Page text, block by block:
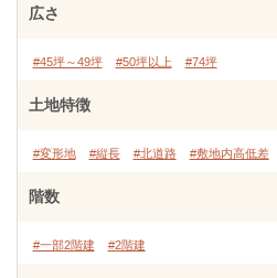
広さ
#45坪～49坪 #50坪以上 #74坪
土地特徴
#変形地 #縦長 #北道路 #敷地内高低差
階数
#一部2階建 #2階建